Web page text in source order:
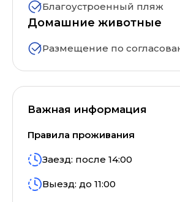
Благоустроенный пляж
Домашние животные
Размещение по
Важная информация
Правила проживания
Заезд: после 14:00
Выезд: до 11:00